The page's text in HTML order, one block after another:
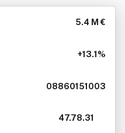
5.4 M €
+13.1%
08860151003
47.78.31